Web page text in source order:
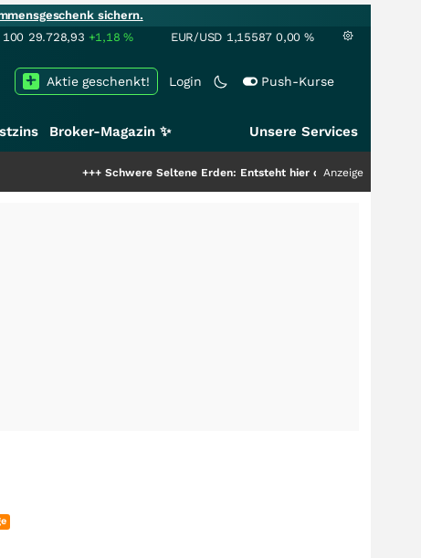
sichern.
100 29.728,93 +1,18% EUR/USD 1,15587 0,00 %
Login Push-Kurse
Aktie geschenkt!
Broker-Magazin ✨ Unsere Services
Schwere Seltene Erden: Entsteht hier die nächste Milliardenstory?
Anzeige